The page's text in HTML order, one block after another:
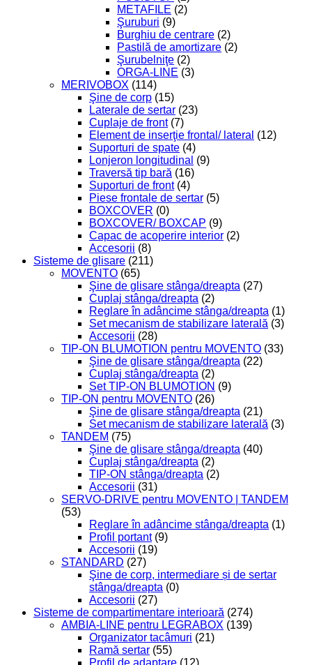
METAFILE (2)
Şuruburi (9)
Burghiu de centrare (2)
Pastilă de amortizare (2)
Şurubelniţe (2)
ORGA-LINE (3)
MERIVOBOX (114)
Şine de corp (15)
Laterale de sertar (23)
Cuplaje de front (7)
Element de inserţie frontal/ lateral (12)
Suporturi de spate (4)
Lonjeron longitudinal (9)
Traversă tip bară (16)
Suporturi de front (4)
Piese frontale de sertar (5)
BOXCOVER (0)
BOXCOVER/ BOXCAP (9)
Capac de acoperire interior (2)
Accesorii (8)
Sisteme de glisare (211)
MOVENTO (65)
Şine de glisare stânga/dreapta (27)
Cuplaj stânga/dreapta (2)
Reglare în adâncime stânga/dreapta (1)
Set mecanism de stabilizare laterală (3)
Accesorii (28)
TIP-ON BLUMOTION pentru MOVENTO (33)
Şine de glisare stânga/dreapta (22)
Cuplaj stânga/dreapta (2)
Set TIP-ON BLUMOTION (9)
TIP-ON pentru MOVENTO (26)
Şine de glisare stânga/dreapta (21)
Set mecanism de stabilizare laterală (3)
TANDEM (75)
Şine de glisare stânga/dreapta (40)
Cuplaj stânga/dreapta (2)
TIP-ON stânga/dreapta (2)
Accesorii (31)
SERVO-DRIVE pentru MOVENTO | TANDEM
(53)
Reglare în adâncime stânga/dreapta (1)
Profil portant (9)
Accesorii (19)
STANDARD (27)
Şine de corp, intermediare și de sertar
stânga/dreapta (0)
Accesorii (27)
Sisteme de compartimentare interioară (274)
AMBIA-LINE pentru LEGRABOX (139)
Organizator tacâmuri (21)
Ramă sertar (55)
Profil de adaptare (12)